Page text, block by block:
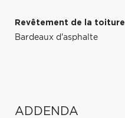
Revêtement de la toiture
Bardeaux d'asphalte
ADDENDA